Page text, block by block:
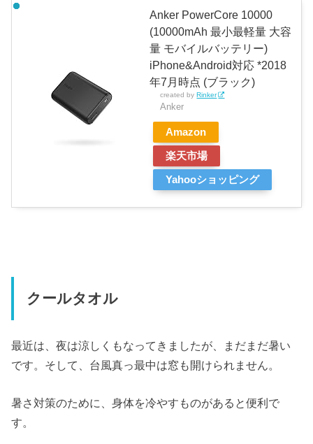
Anker PowerCore 10000
(10000mAh 最小最軽量 大容
量 モバイルバッテリー)
iPhone&Android対応 *2018
年7月時点 (ブラック)
created byRinker
Anker
Amazon
楽天市場
Yahooショッピング
クールタオル
最近は、夜は涼しくもなってきましたが、まだまだ暑い
です。そして、台風真っ最中は窓も開けられません。
暑さ対策のために、身体を冷やすものがあると便利で
す。